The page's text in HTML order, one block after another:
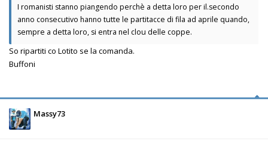
I romanisti stanno piangendo perchè a detta loro per il.secondo
anno consecutivo hanno tutte le partitacce di fila ad aprile quando,
sempre a detta loro, si entra nel clou delle coppe.
So ripartiti co Lotito se la comanda.
Buffoni
Massy73